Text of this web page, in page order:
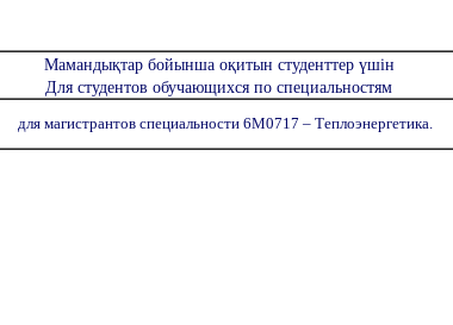
Мамандықтар бойынша оқитын студенттер үшін
Для студентов обучающихся по специальностям
для магистрантов специальности 6М0717 – Теплоэнергетика.